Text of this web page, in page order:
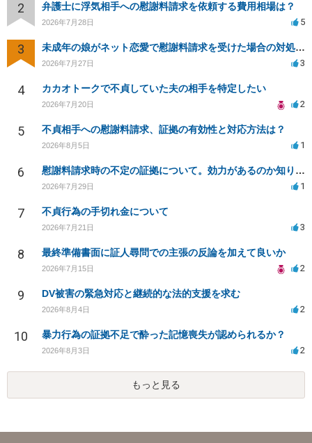
2 弁護士に浮気相手への慰謝料請求を依頼する費用相場は？
2026年7月28日 5
3 未成年の娘がネット恋愛で慰謝料請求を受けた場合の対処法は？
2026年7月27日 3
4 カカオトークで不貞していた夫の相手を特定したい
2026年7月20日 2
5 不貞相手への慰謝料請求、証拠の有効性と対応方法は？
2026年8月5日 1
6 慰謝料請求時の不定の証拠について。効力があるのか知りたい。
2026年7月29日 1
7 不貞行為の手切れ金について
2026年7月21日 3
8 最終準備書面に証人尋問での主張の反論を加えて良いか
2026年7月15日 2
9 DV被害の緊急対応と継続的な法的支援を求む
2026年8月4日 2
10 暴力行為の証拠不足で酔った記憶喪失が認められるか？
2026年8月3日 2
もっと見る